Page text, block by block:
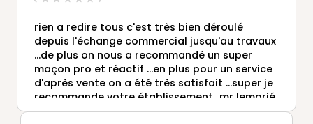
rien a redire tous c'est très bien déroulé
depuis l'échange commercial jusqu'au travaux
...de plus on nous a recommandé un super
maçon pro et réactif ...en plus pour un service
d'après vente on a été très satisfait ...super je
recommande votre établissement...mr lemarié
thierry et guitteny pierry